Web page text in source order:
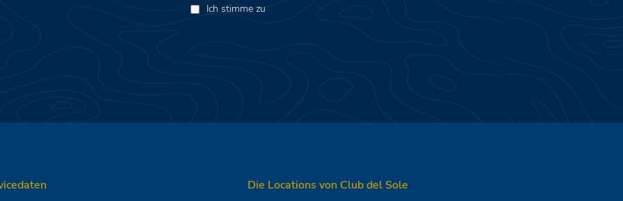
Ich stimme zu
Die Locations von Club del Sole